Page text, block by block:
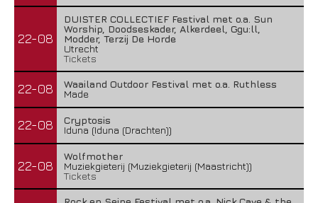
22-08
DUISTER COLLECTIEF Festival met o.a. Sun
Worship, Doodseskader, Alkerdeel, Ggu:ll,
Modder, Terzij De Horde
Utrecht
Tickets
22-08
Waailand Outdoor Festival met o.a. Ruthless
Made
22-08
Cryptosis
Iduna (Iduna (Drachten))
22-08
Wolfmother
Muziekgieterij (Muziekgieterij (Maastricht))
Tickets